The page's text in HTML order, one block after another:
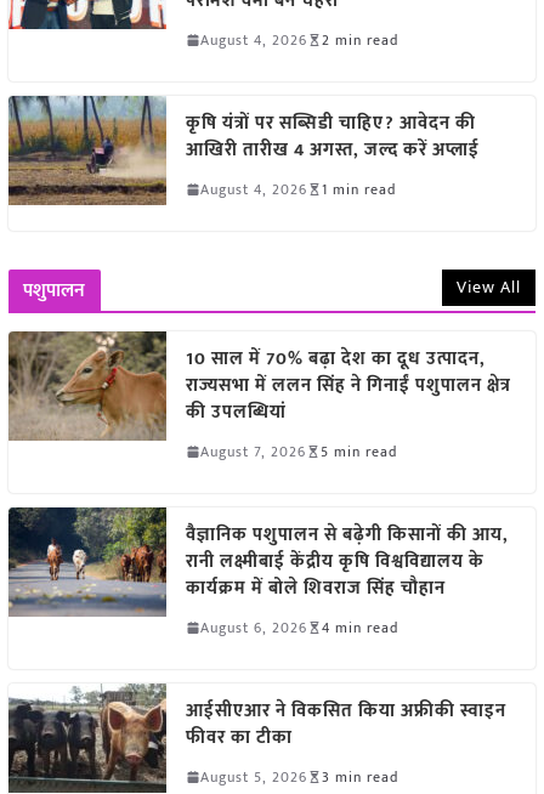
August 4, 2026 2 min read
कृषि यंत्रों पर सब्सिडी चाहिए? आवेदन की
आखिरी तारीख 4 अगस्त, जल्द करें अप्लाई
August 4, 2026 1 min read
पशुपालन View All
10 साल में 70% बढ़ा देश का दूध उत्पादन,
राज्यसभा में ललन सिंह ने गिनाईं पशुपालन क्षेत्र
की उपलब्धियां
August 7, 2026 5 min read
वैज्ञानिक पशुपालन से बढ़ेगी किसानों की आय,
रानी लक्ष्मीबाई केंद्रीय कृषि विश्वविद्यालय के
कार्यक्रम में बोले शिवराज सिंह चौहान
August 6, 2026 4 min read
आईसीएआर ने विकसित किया अफ्रीकी स्वाइन
फीवर का टीका
August 5, 2026 3 min read